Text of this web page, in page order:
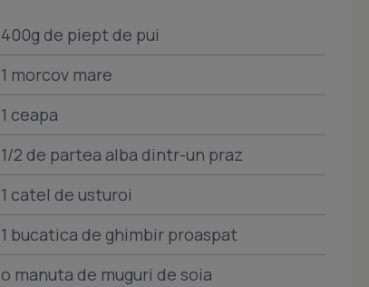
400g de piept de pui
1 morcov mare
1 ceapa
1/2 de partea alba dintr-un praz
1 catel de usturoi
1 bucatica de ghimbir proaspat
o manuta de muguri de soia